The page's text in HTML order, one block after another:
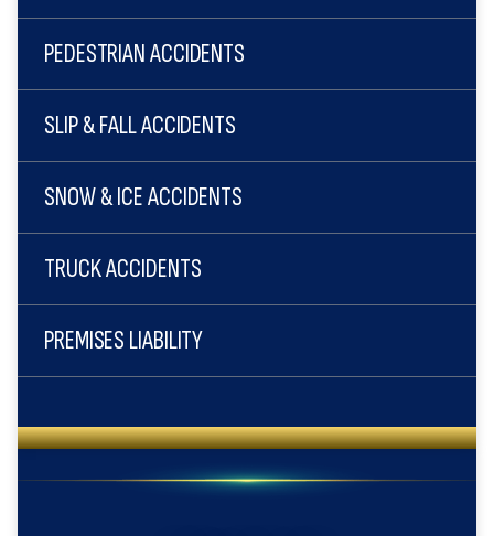
PEDESTRIAN ACCIDENTS
SLIP & FALL ACCIDENTS
SNOW & ICE ACCIDENTS
TRUCK ACCIDENTS
PREMISES LIABILITY